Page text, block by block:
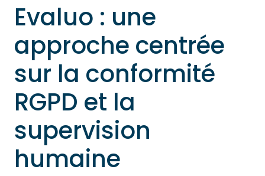
Evaluo : une
approche centrée
sur la conformité
RGPD et la
supervision
humaine